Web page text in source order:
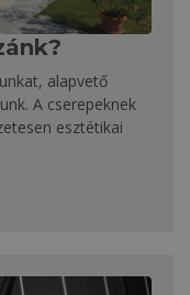
alapvető
A cserepeknek
esztétikai